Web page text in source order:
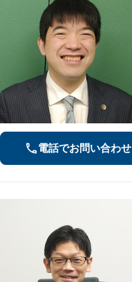
電話でお問い合わせ